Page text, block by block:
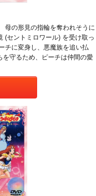
母の形見の指輪を奪われそうに
(セントミロワール) を受け取っ
チに変身し、悪魔族を追い払
を守るため、ピーチは仲間の愛